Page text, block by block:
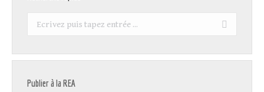
Recherche
Publier à la REA